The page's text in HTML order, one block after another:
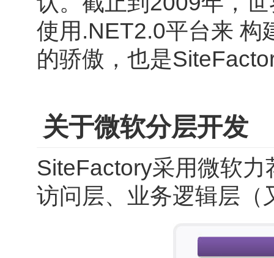
使用.NET2.0平台来 构
的骄傲，也是
关于微软分层开发
SiteFactory采用微软
访问层、业务逻辑层（